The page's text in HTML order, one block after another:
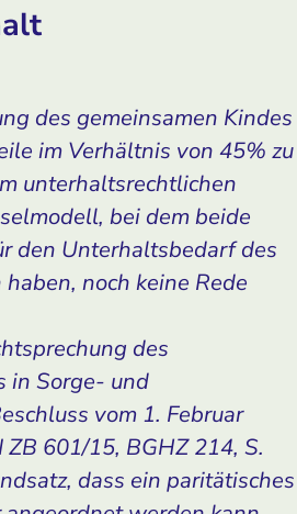
des gemeinsamen Kindes
im Verhältnis von 45% zu
unterhaltsrechtlichen
bei dem beide
den Unterhaltsbedarf des
noch keine Rede
des
in Sorge- und
vom 1. Februar
ZB 601/15, BGHZ 214, S.
dass ein paritätisches